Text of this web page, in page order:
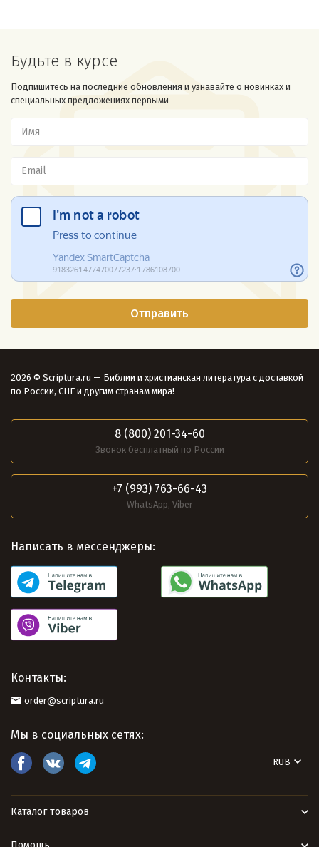
Будьте в курсе
Подпишитесь на последние обновления и узнавайте о новинках и
специальных предложениях первыми
2026 © Scriptura.ru — Библии и христианская литература с доставкой
по России, СНГ и другим странам мира!
8 (800) 201-34-60
Звонок бесплатный по России
+7 (993) 763-66-43
WhatsApp, Viber
Написать в мессенджеры:
Контакты:
order@scriptura.ru
Мы в социальных сетях:
RUB
Каталог товаров